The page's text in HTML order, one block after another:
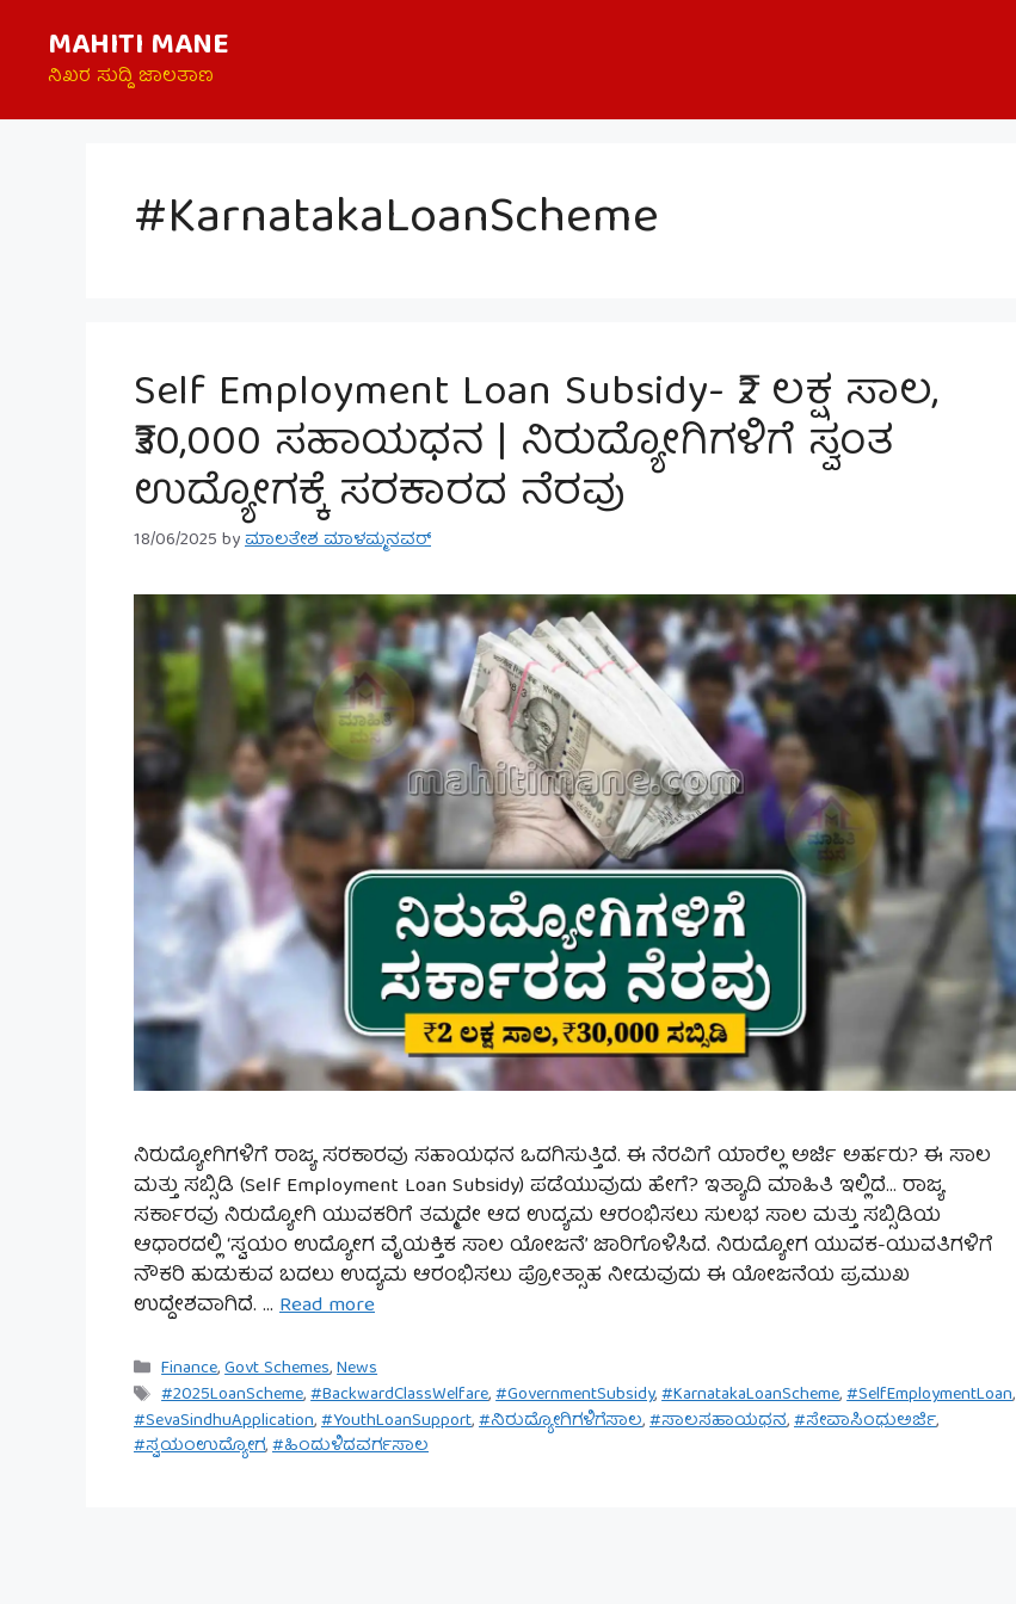
content
MAHITI MANE
ನಿಖರ ಸುದ್ದಿ ಜಾಲತಾಣ
#KarnatakaLoanScheme
Self Employment Loan Subsidy- ₹2 ಲಕ್ಷ ಸಾಲ,
₹30,000 ಸಹಾಯಧನ | ನಿರುದ್ಯೋಗಿಗಳಿಗೆ ಸ್ವಂತ
ಉದ್ಯೋಗಕ್ಕೆ ಸರಕಾರದ ನೆರವು
18/06/2025byಮಾಲತೇಶ ಮಾಳಮ್ಮನವರ್
ನಿರುದ್ಯೋಗಿಗಳಿಗೆ ರಾಜ್ಯ ಸರಕಾರವು ಸಹಾಯಧನ ಒದಗಿಸುತ್ತಿದೆ. ಈ ನೆರವಿಗೆ ಯಾರೆಲ್ಲ ಅರ್ಜಿ ಅರ್ಹರು? ಈ ಸಾಲ
ಮತ್ತು ಸಬ್ಸಿಡಿ (Self Employment Loan Subsidy) ಪಡೆಯುವುದು ಹೇಗೆ? ಇತ್ಯಾದಿ ಮಾಹಿತಿ ಇಲ್ಲಿದೆ… ರಾಜ್ಯ
ಸರ್ಕಾರವು ನಿರುದ್ಯೋಗಿ ಯುವಕರಿಗೆ ತಮ್ಮದೇ ಆದ ಉದ್ಯಮ ಆರಂಭಿಸಲು ಸುಲಭ ಸಾಲ ಮತ್ತು ಸಬ್ಸಿಡಿಯ
ಆಧಾರದಲ್ಲಿ ‘ಸ್ವಯಂ ಉದ್ಯೋಗ ವೈಯಕ್ತಿಕ ಸಾಲ ಯೋಜನೆ’ ಜಾರಿಗೊಳಿಸಿದೆ. ನಿರುದ್ಯೋಗ ಯುವಕ-ಯುವತಿಗಳಿಗೆ
ನೌಕರಿ ಹುಡುಕುವ ಬದಲು ಉದ್ಯಮ ಆರಂಭಿಸಲು ಪ್ರೋತ್ಸಾಹ ನೀಡುವುದು ಈ ಯೋಜನೆಯ ಪ್ರಮುಖ
ಉದ್ದೇಶವಾಗಿದೆ. … Read more
Categories
Finance,Govt Schemes,News
Tags
#2025LoanScheme,#BackwardClassWelfare,#GovernmentSubsidy,#KarnatakaLoanScheme,#SelfEmploymentLoan,
#SevaSindhuApplication,#YouthLoanSupport,#ನಿರುದ್ಯೋಗಿಗಳಿಗೆಸಾಲ,#ಸಾಲಸಹಾಯಧನ,#ಸೇವಾಸಿಂಧುಅರ್ಜಿ,
#ಸ್ವಯಂಉದ್ಯೋಗ,#ಹಿಂದುಳಿದವರ್ಗಸಾಲ